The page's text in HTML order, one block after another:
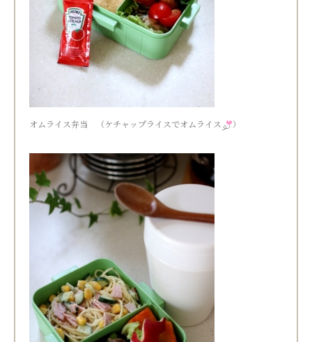
オムライス弁当 （ケチャップライスでオムライス ）